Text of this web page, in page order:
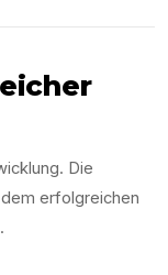
Die
erfolgreichen